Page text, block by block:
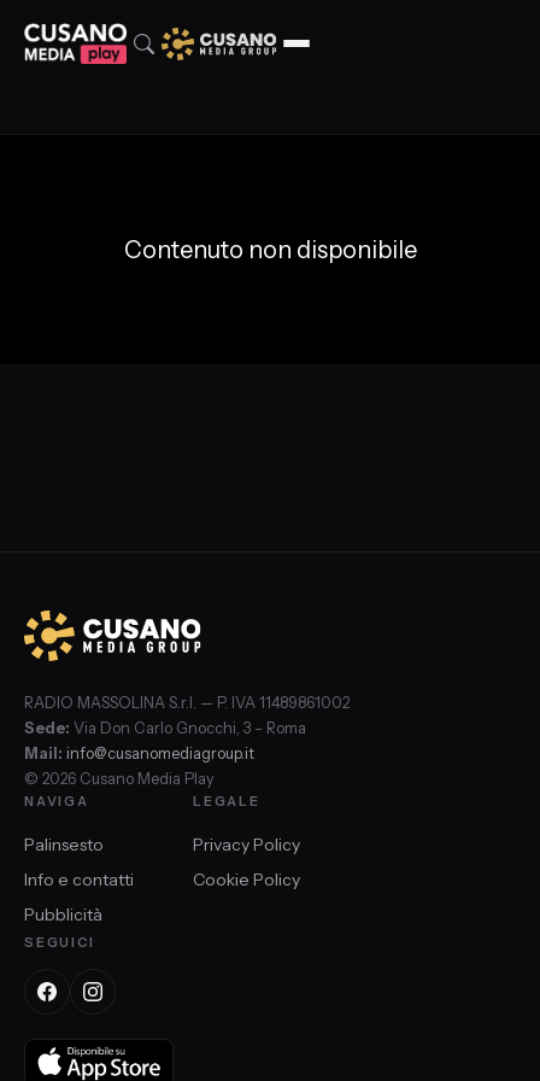
Contenuto non disponibile
RADIO MASSOLINA S.r.l. — P. IVA 11489861002
Sede: Via Don Carlo Gnocchi, 3 – Roma
Mail: info@cusanomediagroup.it
© 2026 Cusano Media Play
NAVIGA
Palinsesto
Info e contatti
Pubblicità
LEGALE
Privacy Policy
Cookie Policy
SEGUICI